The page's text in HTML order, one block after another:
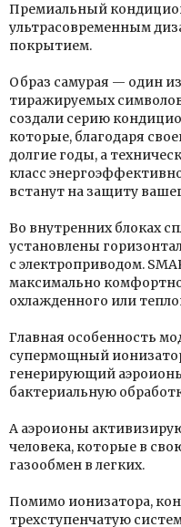
Премиальный
ультрасовременным
покрытием.
Образ самурая — один
тиражируемых
создали серию
которые, благодаря
долгие годы, а
класс
встанут на защиту
Во внутренних блоках
установлены
с электроприводом.
максимально
охлажденного или
Главная особенность
супермощный
генерирующий
бактериальную
А аэроионы
человека, которые в
газообмен в легких.
Помимо ионизатора,
трехступенчатую